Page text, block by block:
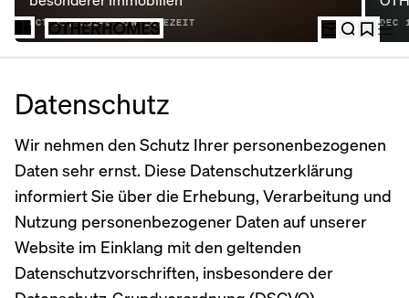
OCT 29, 20245MIN LESEZEIT DEC
Datenschutz
Wir nehmen den Schutz Ihrer personenbezogenen
Daten sehr ernst. Diese Datenschutzerklärung
informiert Sie über die Erhebung, Verarbeitung und
Nutzung personenbezogener Daten auf unserer
Website im Einklang mit den geltenden
Datenschutzvorschriften, insbesondere der